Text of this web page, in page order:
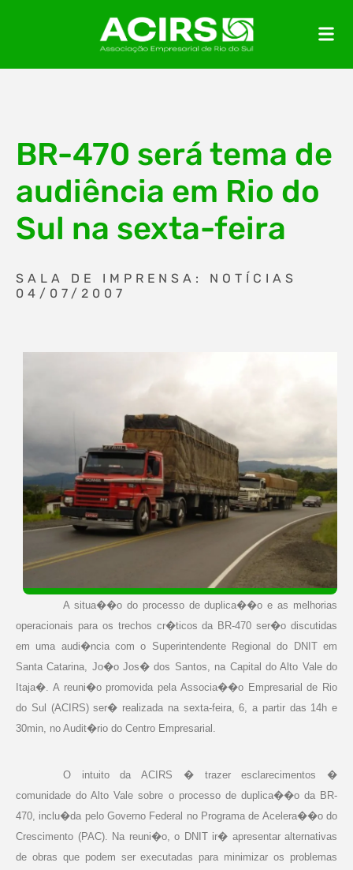
BR-470 será tema de
audiência em Rio do
Sul na sexta-feira
SALA DE IMPRENSA: NOTÍCIAS
04/07/2007
A situa��o do processo de duplica��o e as melhorias
operacionais para os trechos cr�ticos da BR-470 ser�o discutidas
em uma audi�ncia com o Superintendente Regional do DNIT em
Santa Catarina , Jo�o Jos� dos Santos, na Capital do Alto Vale do
Itaja�. A reuni�o promovida pela Associa��o Empresarial de Rio
do Sul (ACIRS) ser� realizada na sexta-feira,6, a partir das 14h e
30min, no Audit�rio do Centro Empresarial.
O intuito da ACIRS � trazer esclarecimentos �
comunidade do Alto Vale sobre o processo de duplica��o da BR-
470, inclu�da pelo Governo Federal no Programa de Acelera��o do
Crescimento (PAC). Na reuni�o, o DNIT ir� apresentar alternativas
de obras que podem ser executadas para minimizar os problemas